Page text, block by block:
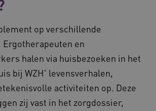
op verschillende
en
halen via huisbezoeken in het
bij WZH' levensverhalen,
activiteiten op. Deze
zij vast in het zorgdossier,